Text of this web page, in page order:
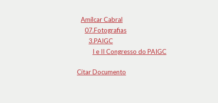
Amílcar Cabral
07.Fotografias
3.PAIGC
I e II Congresso do PAIGC
Citar Documento